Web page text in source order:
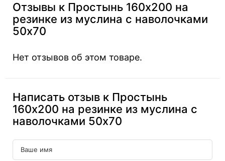
Отзывы к Простынь 160х200 на
резинке из муслина с наволочками
50х70
Нет отзывов об этом товаре.
Написать отзыв к Простынь
160х200 на резинке из муслина с
наволочками 50х70